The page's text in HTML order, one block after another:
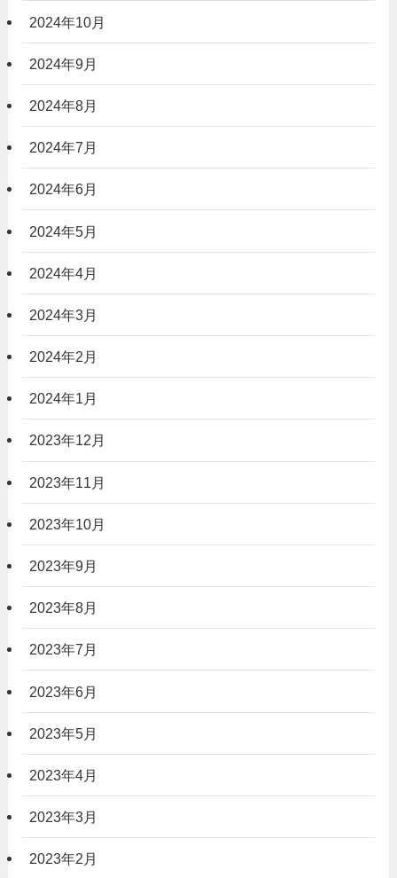
2024年10月
2024年9月
2024年8月
2024年7月
2024年6月
2024年5月
2024年4月
2024年3月
2024年2月
2024年1月
2023年12月
2023年11月
2023年10月
2023年9月
2023年8月
2023年7月
2023年6月
2023年5月
2023年4月
2023年3月
2023年2月